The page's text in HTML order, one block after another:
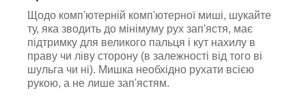
Щодо комп'ютерній комп'ютерної миші, шукайте
ту, яка зводить до мінімуму рух зап'ястя, має
підтримку для великого пальця і кут нахилу в
праву чи ліву сторону (в залежності від того ві
шульга чи ні). Мишка необхідно рухати всією
рукою, а не лише зап'ястям.